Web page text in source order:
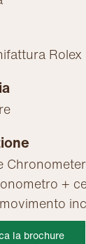
Rolex
+
la brochure